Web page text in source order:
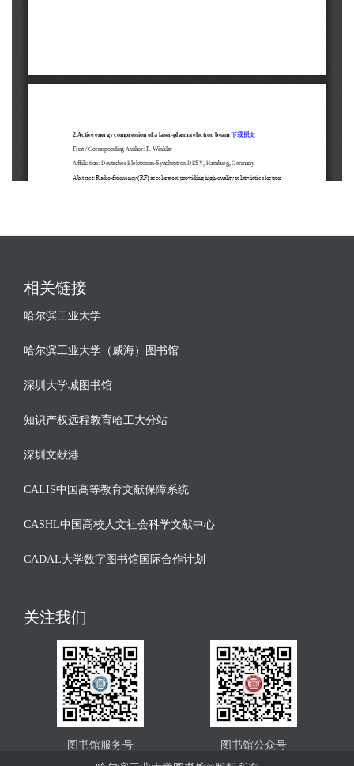
相关链接
哈尔滨工业大学
哈尔滨工业大学（威海）图书馆
深圳大学城图书馆
知识产权远程教育哈工大分站
深圳文献港
CALIS中国高等教育文献保障系统
CASHL中国高校人文社会科学文献中心
CADAL大学数字图书馆国际合作计划
关注我们
图书馆服务号
图书馆公众号